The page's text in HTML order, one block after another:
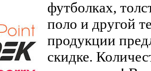
футболках,
поло и другой
продукции
скидке.